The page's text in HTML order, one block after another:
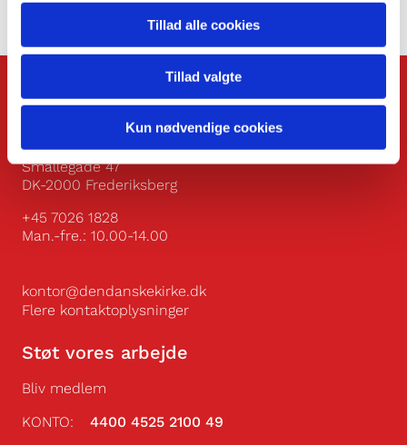
Tillad alle cookies
Tillad valgte
Kun nødvendige cookies
Kontakt
Den Danske Kirke i Udlandet
Smallegade 47
DK-2000 Frederiksberg
+45 7026 1828
Man.-fre.: 10.00-14.00
kontor@dendanskekirke.dk
Flere kontaktoplysninger
Støt vores arbejde
Bliv medlem
KONTO:
4400 4525 2100 49